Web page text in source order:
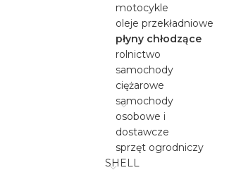
motocykle
oleje przekładniowe
płyny chłodzące
rolnictwo
samochody
ciężarowe
samochody
osobowe i
dostawcze
sprzęt ogrodniczy
SHELL